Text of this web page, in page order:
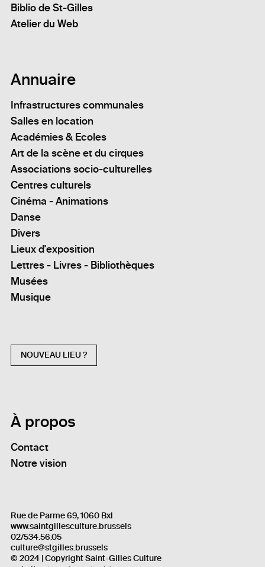
Biblio de St-Gilles
Atelier du Web
Annuaire
Infrastructures communales
Salles en location
Académies & Ecoles
Art de la scène et du cirques
Associations socio-culturelles
Centres culturels
Cinéma - Animations
Danse
Divers
Lieux d'exposition
Lettres - Livres - Bibliothèques
Musées
Musique
NOUVEAU LIEU ?
À propos
Contact
Notre vision
Rue de Parme 69, 1060 Bxl
www.saintgillesculture.brussels
02/534.56.05
culture@stgilles.brussels
© 2024 | Copyright Saint-Gilles Culture